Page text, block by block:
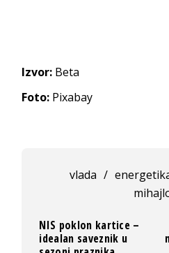
Izvor: Beta
Foto: Pixabay
vlada /
NIS poklon kartice –
idealan saveznik u